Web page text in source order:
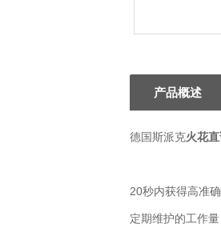
产品概述
德国斯派克火花
20秒内获得高准
定期维护的工作